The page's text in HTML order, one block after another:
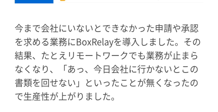
今まで会社にいないとできなかった申請や承認
を求める業務にBoxRelayを導入しました。その
結果、たとえリモートワークでも業務が止まら
なくなり、「あっ、今日会社に行かないとこの
書類を回せない」といったことが無くなったの
で生産性が上がりました。